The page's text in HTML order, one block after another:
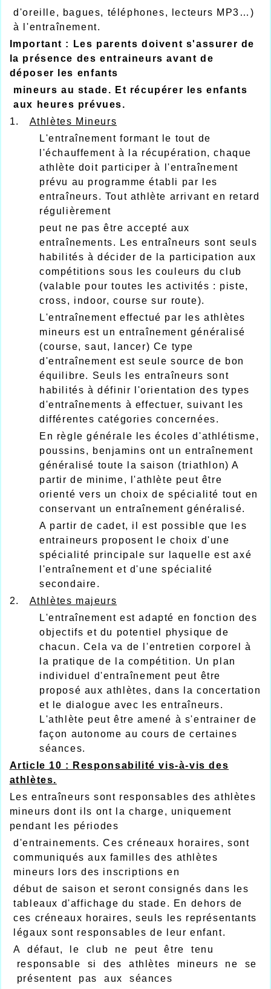
d'oreille, bagues, téléphones, lecteurs MP3…)
à l'entraînement.
Important : Les parents doivent s'assurer de
la présence des entraineurs avant de
déposer les enfants
mineurs au stade. Et récupérer les enfants
aux heures prévues.
1. Athlètes Mineurs
L'entraînement formant le tout de
l'échauffement à la récupération, chaque
athlète doit participer à l'entraînement
prévu au programme établi par les
entraîneurs. Tout athlète arrivant en retard
régulièrement
peut ne pas être accepté aux
entraînements. Les entraîneurs sont seuls
habilités à décider de la participation aux
compétitions sous les couleurs du club
(valable pour toutes les activités : piste,
cross, indoor, course sur route).
L'entraînement effectué par les athlètes
mineurs est un entraînement généralisé
(course, saut, lancer) Ce type
d'entraînement est seule source de bon
équilibre. Seuls les entraîneurs sont
habilités à définir l'orientation des types
d'entraînements à effectuer, suivant les
différentes catégories concernées.
En règle générale les écoles d'athlétisme,
poussins, benjamins ont un entraînement
généralisé toute la saison (triathlon) A
partir de minime, l'athlète peut être
orienté vers un choix de spécialité tout en
conservant un entraînement généralisé.
A partir de cadet, il est possible que les
entraineurs proposent le choix d'une
spécialité principale sur laquelle est axé
l'entraînement et d'une spécialité
secondaire.
2. Athlètes majeurs
L'entraînement est adapté en fonction des
objectifs et du potentiel physique de
chacun. Cela va de l'entretien corporel à
la pratique de la compétition. Un plan
individuel d'entraînement peut être
proposé aux athlètes, dans la concertation
et le dialogue avec les entraîneurs.
L'athlète peut être amené à s'entrainer de
façon autonome au cours de certaines
séances.
Article 10 : Responsabilité vis-à-vis des
athlètes.
Les entraîneurs sont responsables des athlètes
mineurs dont ils ont la charge, uniquement
pendant les périodes
d'entrainements. Ces créneaux horaires, sont
communiqués aux familles des athlètes
mineurs lors des inscriptions en
début de saison et seront consignés dans les
tableaux d'affichage du stade. En dehors de
ces créneaux horaires, seuls les représentants
légaux sont responsables de leur enfant.
A défaut, le club ne peut être tenu
responsable si des athlètes mineurs ne se
présentent pas aux séances